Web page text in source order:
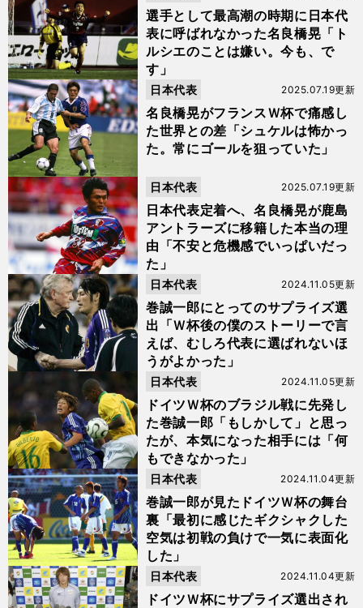
選手として最高潮の時期に日本代
表に呼ばれなかった名良橋晃「ト
ルシエのことは嫌い。今も、で
す」
名良橋晃がフランスＷ杯で痛感し
た世界との差「シュケルは怖かっ
た。常にゴールを狙っていた」
2025.07.19更新
日本代表
日本代表定着へ、名良橋晃が鹿島
アントラーズに移籍した本当の理
由「不安と危機感でいっぱいだっ
た」
2025.07.19更新
日本代表
巻誠一郎にとってのサプライズ選
出「Ｗ杯後の僕のストーリーで言
えば、むしろ代表に選ばれないほ
うがよかった」
2024.11.05更新
日本代表
ドイツＷ杯のブラジル戦に先発し
た巻誠一郎「もしかして」と思っ
たが、本気になった相手には「何
もできなかった」
2024.11.05更新
日本代表
巻誠一郎が見たドイツＷ杯の舞台
裏「最初に感じたギクシャクした
空気は初戦の負けで一気に表面化
した」
2024.11.04更新
日本代表
ドイツＷ杯にサプライズ選出され
2024.11.04更新
日本代表